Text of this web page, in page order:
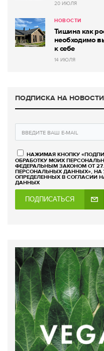
20 ИЮЛЯ
НОВОСТИ
Тишина как
необходимо
к себе
14 ИЮЛЯ
ПОДПИСКА НА НОВОСТИ
НАЖИМАЯ КНОПКУ
ОБРАБОТКУ МОИХ
ФЕДЕРАЛЬНЫМ ЗАКОНОМ ОТ
ПЕРСОНАЛЬНЫХ ДАННЫХ», НА
ОПРЕДЕЛЕННЫХ В СОГЛАСИИ
ДАННЫХ
ПОДПИСАТЬСЯ